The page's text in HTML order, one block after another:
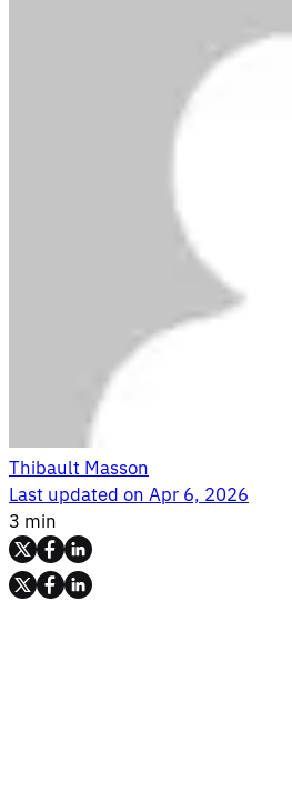
Thibault Masson
Last updated onApr 6, 2026
3 min